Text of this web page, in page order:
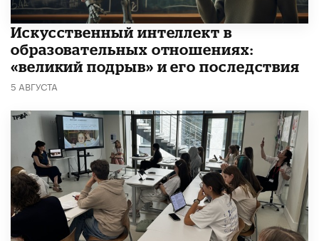
​Искусственный интеллект в
образовательных отношениях:
«великий подрыв» и его последствия
5 АВГУСТА